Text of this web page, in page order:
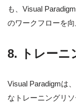
も、Visual
のワークフローを向
8. トレー
Visual Paradigmは
なトレーニングリ